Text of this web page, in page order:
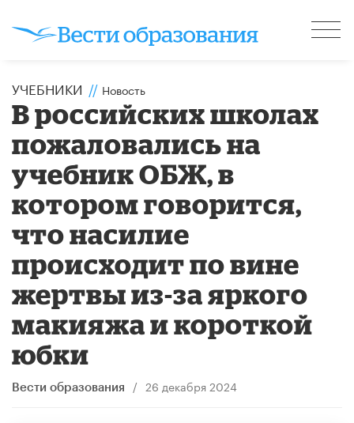
УЧЕБНИКИ // Новость
В российских школах
пожаловались на
учебник ОБЖ, в
котором говорится,
что насилие
происходит по вине
жертвы из-за яркого
макияжа и короткой
юбки
Вести образования / 26 декабря 2024